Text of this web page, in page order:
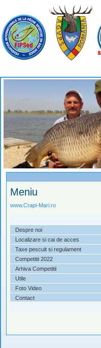
Meniu
www.Crapi-Mari.ro
Despre noi
Localizare si cai de acces
Taxe pescuit si regulament
Competitii 2022
Arhiva Competitii
Utile
Foto Video
Contact